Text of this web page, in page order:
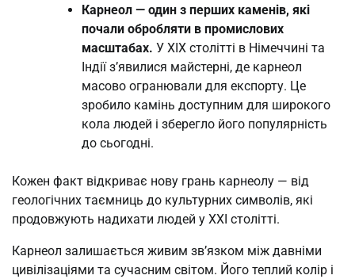
Карнеол — один з перших каменів, які
почали обробляти в промислових
масштабах. У XIX столітті в Німеччині та
Індії з’явилися майстерні, де карнеол
масово огранювали для експорту. Це
зробило камінь доступним для широкого
кола людей і зберегло його популярність
до сьогодні.
Кожен факт відкриває нову грань карнеолу — від
геологічних таємниць до культурних символів, які
продовжують надихати людей у XXI столітті.
Карнеол залишається живим зв’язком між давніми
цивілізаціями та сучасним світом. Його теплий колір і